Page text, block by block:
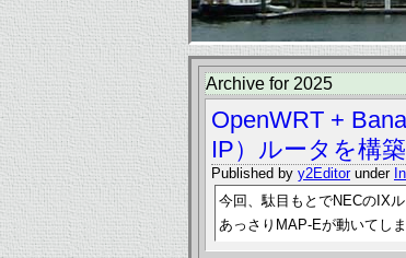
Archive for 2025
OpenWRT +
IP）ルータを構
Published by y2Editorunder
今回、駄目もとでNECのIX
あっさりMAP-Eが動いてし